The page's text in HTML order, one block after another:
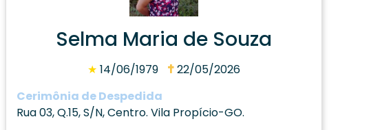
Selma Maria de Souza
★ 14/06/1979
22/05/2026
Cerimônia de Despedida
Rua 03, Q.15, S/N, Centro. Vila Propício-GO.